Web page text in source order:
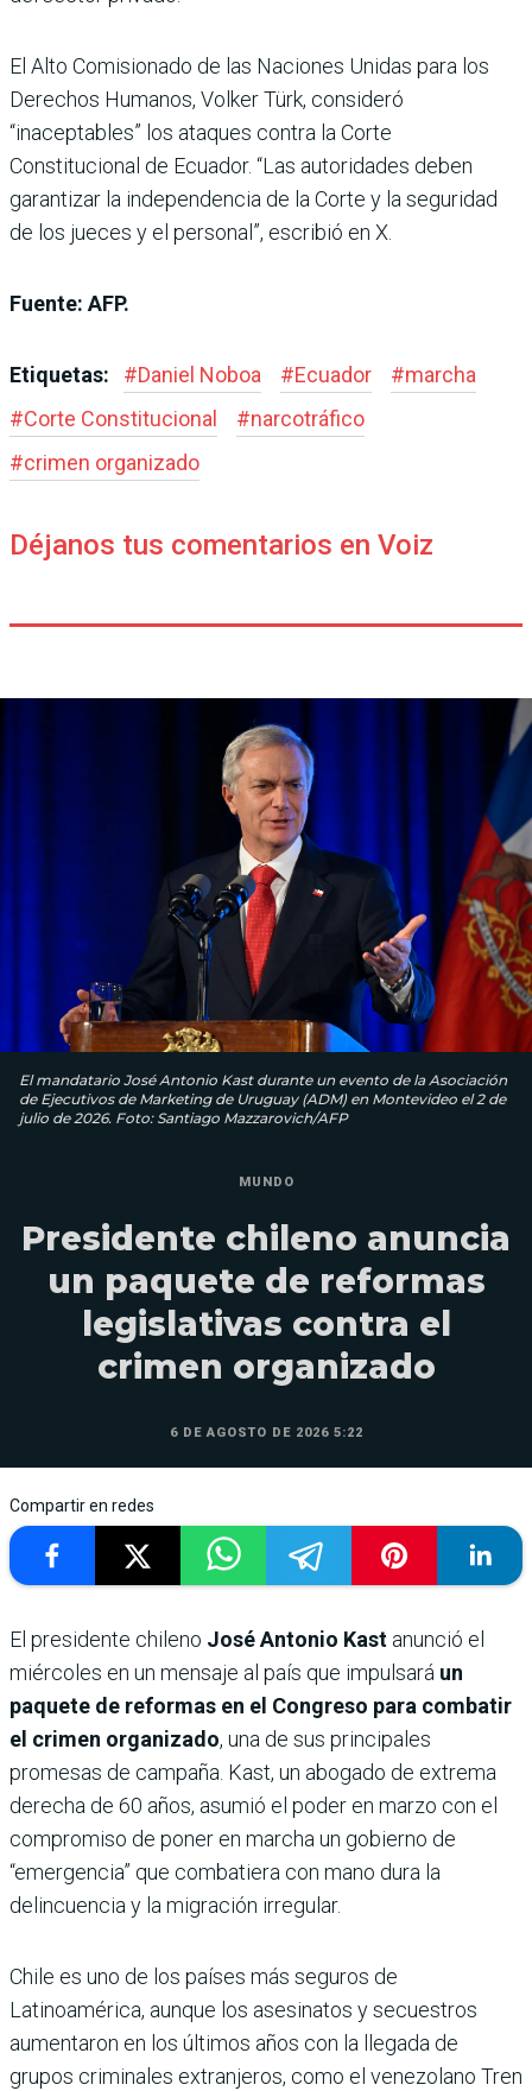
El Alto Comisionado de las Naciones Unidas para los
Derechos Humanos, Volker Türk, consideró
“inaceptables” los ataques contra la Corte
Constitucional de Ecuador. “Las autoridades deben
garantizar la independencia de la Corte y la seguridad
de los jueces y el personal”, escribió en X.
Fuente: AFP.
Etiquetas: #Daniel Noboa #Ecuador #marcha
#Corte Constitucional #narcotráfico
#crimen organizado
Déjanos tus comentarios en Voiz
El mandatario José Antonio Kast durante un evento de la Asociación
de Ejecutivos de Marketing de Uruguay (ADM) en Montevideo el 2 de
julio de 2026. Foto: Santiago Mazzarovich/AFP
MUNDO
Presidente chileno anuncia
un paquete de reformas
legislativas contra el
crimen organizado
6 DE AGOSTO DE 2026 5:22
Compartir en redes
El presidente chileno José Antonio Kast anunció el
miércoles en un mensaje al país que impulsará un
paquete de reformas en el Congreso para combatir
el crimen organizado, una de sus principales
promesas de campaña. Kast, un abogado de extrema
derecha de 60 años, asumió el poder en marzo con el
compromiso de poner en marcha un gobierno de
“emergencia” que combatiera con mano dura la
delincuencia y la migración irregular.
Chile es uno de los países más seguros de
Latinoamérica, aunque los asesinatos y secuestros
aumentaron en los últimos años con la llegada de
grupos criminales extranjeros, como el venezolano Tren